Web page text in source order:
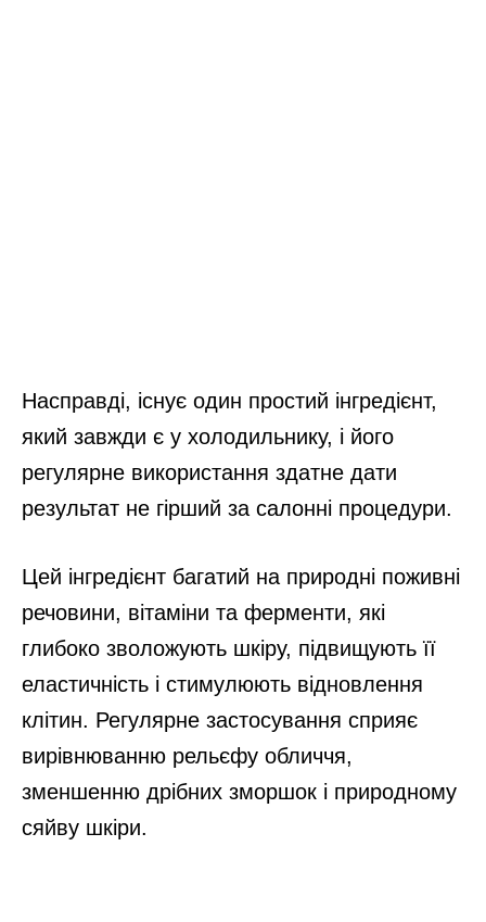
Насправді, існує один простий інгредієнт,
який завжди є у холодильнику, і його
регулярне використання здатне дати
результат не гірший за салонні процедури.
Цей інгредієнт багатий на природні поживні
речовини, вітаміни та ферменти, які
глибоко зволожують шкіру, підвищують її
еластичність і стимулюють відновлення
клітин. Регулярне застосування сприяє
вирівнюванню рельєфу обличчя,
зменшенню дрібних зморшок і природному
сяйву шкіри.